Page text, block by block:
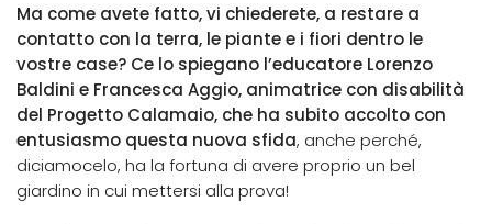
Ma come avete fatto, vi chiederete, a restare a
contatto con la terra, le piante e i fiori dentro le
vostre case? Ce lo spiegano l’educatore Lorenzo
Baldini e Francesca Aggio, animatrice con disabilità
del Progetto Calamaio, che ha subito accolto con
entusiasmo questa nuova sfida, anche perché,
diciamocelo, ha la fortuna di avere proprio un bel
giardino in cui mettersi alla prova!